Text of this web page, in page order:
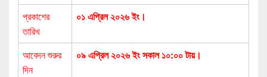
প্রকাশের
তারিখ
০১ এপ্রিল ২০২৬ ইং।
আবেদন শুরুর
দিন
০৯ এপ্রিল ২০২৬ ইং সকাল ১০:০০ টায়।